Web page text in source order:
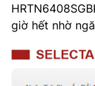
giờ hết nhờ